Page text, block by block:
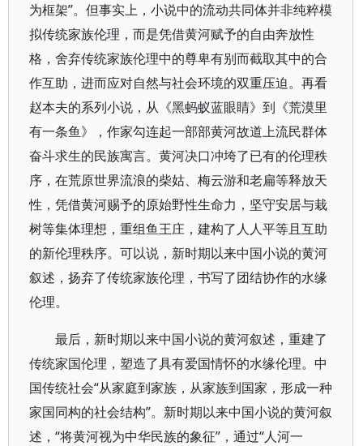
为框架”。但事实上，小说中的流动共同体并非纯粹模
拟传统家族伦理，而是凭借黄河赋予的自由奔放性
格，舍弃传统家族伦理中的尊卑有别而截取其中的合
作互助，进而应对自然与社会环境的双重压迫。再看
赵本夫的系列小说，从《黑蚂蚁蓝眼睛》到《荒漠里
有一条鱼》，作家勾连起一部部黄河故道上流民群体
奋斗求生的民族寓言。黄河决口冲垮了已有的伦理秩
序，在荒原世界流浪的柴姑、梅云游和老扁等释放天
性，凭借黄河赐予的原始野性生命力，坚守安居与栽
树等集体理想，重组鱼王庄，建构了人人平等且互助
的新伦理秩序。可以说，新时期以来中国小说的黄河
叙述，扬弃了传统家族伦理，书写了团结协作的水缘
伦理。
最后，新时期以来中国小说的黄河叙述，重建了
传统家国伦理，塑造了具有爱国情怀的水缘伦理。中
国传统社会“从家庭到家族，从家族到国家，形成一种
家国同构的社会结构”。新时期以来中国小说的黄河叙
述，“将黄河视为中华民族的象征”，通过“人河一